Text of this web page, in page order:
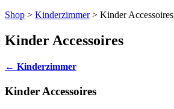
Shop > Kinderzimmer> Kinder Accessoires
Kinder Accessoires
← Kinderzimmer
Kinder Accessoires